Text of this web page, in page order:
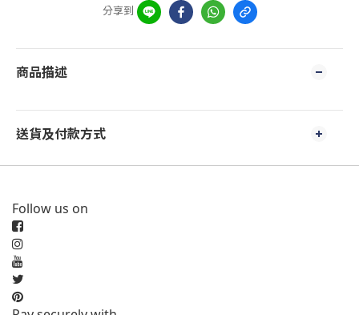
分享到
商品描述
送貨及付款方式
Follow us on